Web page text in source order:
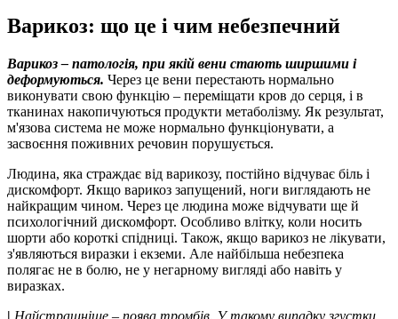
Варикоз: що це і чим небезпечний
Варикоз – патологія, при якій вени стають ширшими і
деформуються. Через це вени перестають нормально
виконувати свою функцію – переміщати кров до серця, і в
тканинах накопичуються продукти метаболізму. Як результат,
м'язова система не може нормально функціонувати, а
засвоєння поживних речовин порушується.
Людина, яка страждає від варикозу, постійно відчуває біль і
дискомфорт. Якщо варикоз запущений, ноги виглядають не
найкращим чином. Через це людина може відчувати ще й
психологічний дискомфорт. Особливо влітку, коли носить
шорти або короткі спідниці. Також, якщо варикоз не лікувати,
з'являються виразки і екземи. Але найбільша небезпека
полягає не в болю, не у негарному вигляді або навіть у
виразках.
| Найстрашніше – поява тромбів. У такому випадку згустки